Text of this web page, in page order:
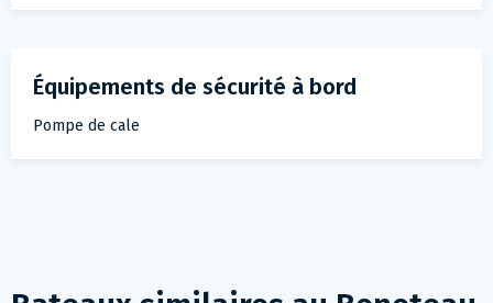
Équipements de sécurité à bord
Pompe de cale